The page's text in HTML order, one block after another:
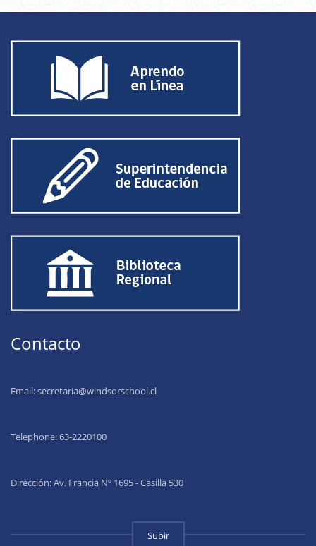
Contacto
Email:secretaria@windsorschool.cl
Telephone: 63-2220100
Dirección: Av. Francia Nº 1695 - Casilla 530
Subir